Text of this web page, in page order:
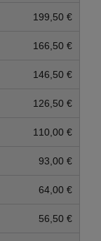
199,50 €
166,50 €
146,50 €
126,50 €
110,00 €
93,00 €
64,00 €
56,50 €